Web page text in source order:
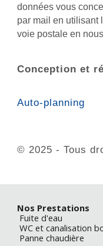
données vous
par mail en utilisant
voie postale en
Conception et
Auto-planning
© 2025 - Tous
Nos Prestations
Fuite d'eau
WC et canalisation
Panne chaudière